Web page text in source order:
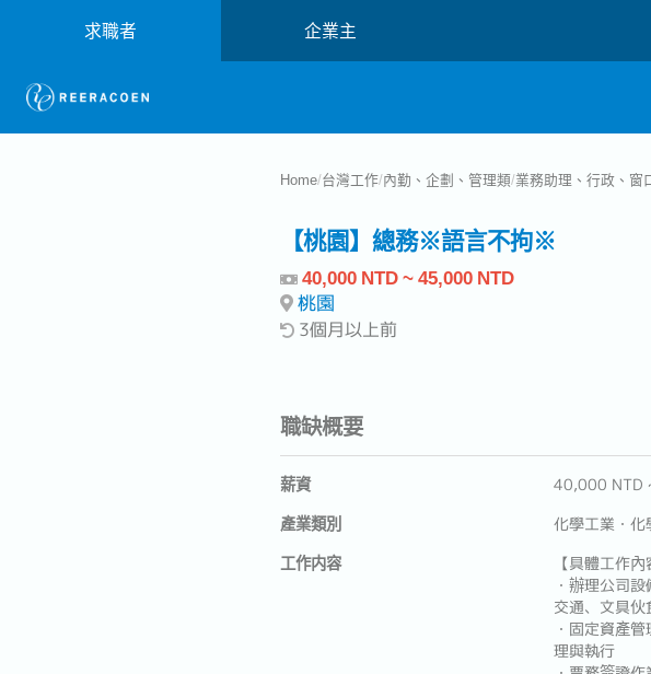
求職者 企業主
Home/台灣工作/內勤、企劃、管理類/業務助理、行政、窗
【桃園】總務※語言不拘※
40,000 NTD ~ 45,000 NTD
桃園
3個月以上前
職缺概要
薪資 40,000 NTD
產業類別 化學工業・化
工作内容
【具體工作內
・辦理公司
交通、文具
・固定資產
理與執行